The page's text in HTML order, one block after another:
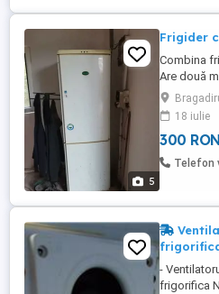
5
Frigider
Combina
Are două
pentru
conform
pentru
Ridicarea
ILFOV.
18 iulie
300 RON
Telefon
-
frigorifica